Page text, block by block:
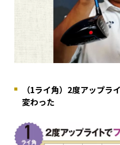
（1ライ角）2度アップラ
変わった